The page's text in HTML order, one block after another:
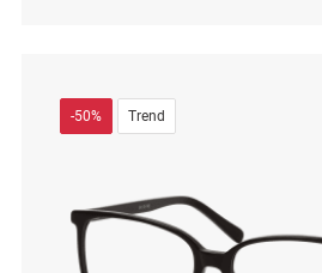
-50% Trend